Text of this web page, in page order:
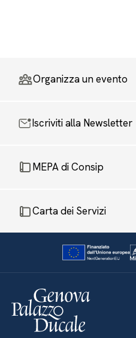
Organizza un evento
Iscriviti alla Newsletter
MEPA di Consip
Carta dei Servizi